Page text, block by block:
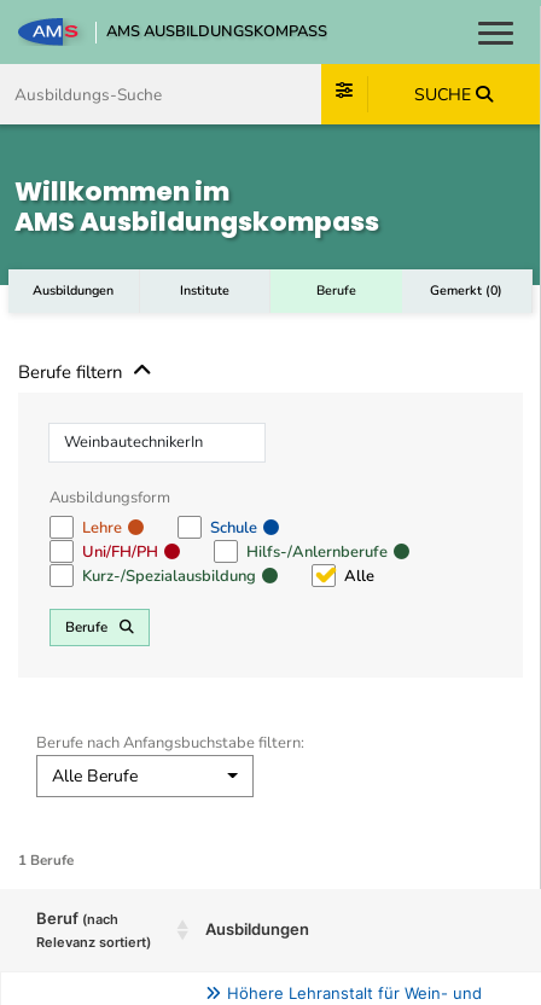
AMS AUSBILDUNGSKOMPASS
SUCHE
Willkommen im
AMS Ausbildungskompass
Ausbildungen Institute Berufe Gemerkt (0)
Berufe filtern
Beruf
Ausbildungsform
Lehre
Schule
Uni/FH/PH
Hilfs-/Anlernberufe
Kurz-/Spezialausbildung
Alle
Berufe
Berufe nach Anfangsbuchstabe filtern:
Alle Berufe
1 Berufe
Beruf (nach
Relevanz sortiert)
Ausbildungen
Höhere Lehranstalt für Wein- und